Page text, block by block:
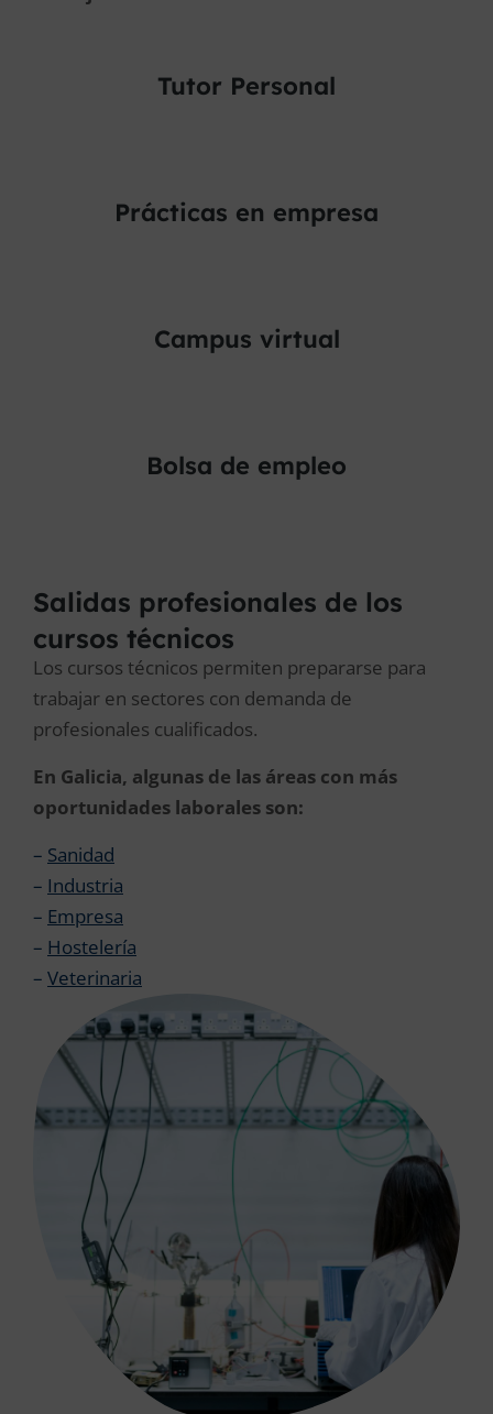
Tutor Personal
Prácticas en empresa
Campus virtual
Bolsa de empleo
Salidas profesionales de los
cursos técnicos
Los cursos técnicos permiten prepararse para
trabajar en sectores con demanda de
profesionales cualificados.
En Galicia, algunas de las áreas con más
oportunidades laborales son:
– Sanidad
– Industria
– Empresa
– Hostelería
– Veterinaria